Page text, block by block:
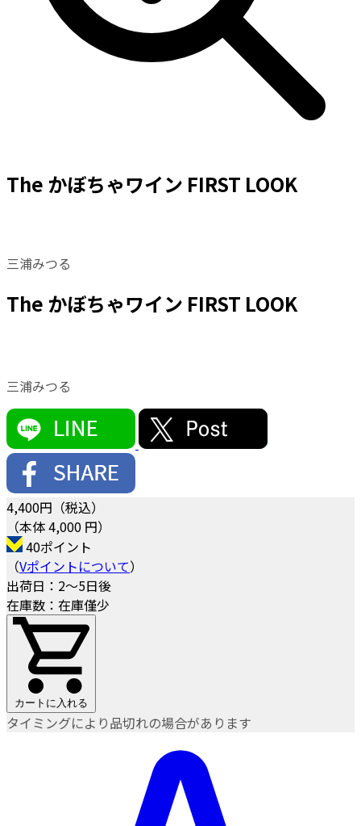
The かぼちゃワイン FIRST LOOK
三浦みつる
The かぼちゃワイン FIRST LOOK
三浦みつる
4,400円（税込）
（本体 4,000 円）
40ポイント
（Vポイントについて）
出荷日：2～5日後
在庫数：在庫僅少
カートに入れる
タイミングにより品切れの場合があります